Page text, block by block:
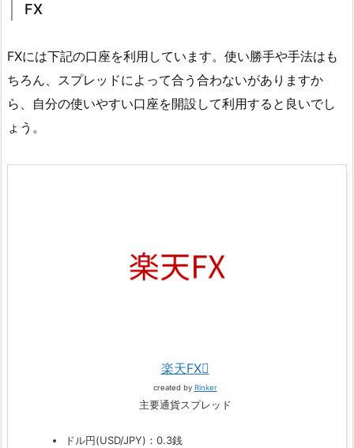
FX
FXには下記の口座を利用しています。使い勝手や手法はも
ちろん、スプレッドによって合う合わないがありますか
ら、自分の使いやすい口座を開設して利用すると良いでし
ょう。
楽天FX
created by Rinker
主要通貨スプレッド
ドル円(USD/JPY)：0.3銭